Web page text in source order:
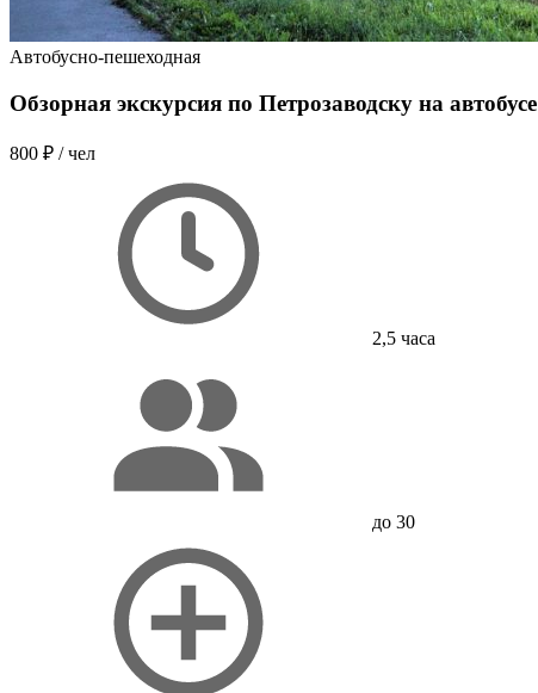
Автобусно-пешеходная
Обзорная экскурсия по Петрозаводску на автобусе
800 ₽ / чел
2,5 часа
до 30